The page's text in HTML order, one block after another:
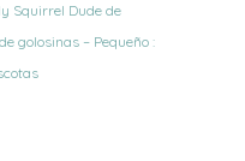
Squirrel Dude de
golosinas – Pequeño :